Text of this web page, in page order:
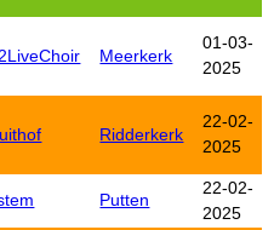
Meerkerk
01-03-
2025
Ridderkerk
22-02-
2025
Putten
22-02-
2025